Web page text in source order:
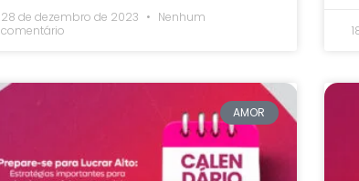
28 de dezembro de 2023
Nenhum
comentário
AMOR